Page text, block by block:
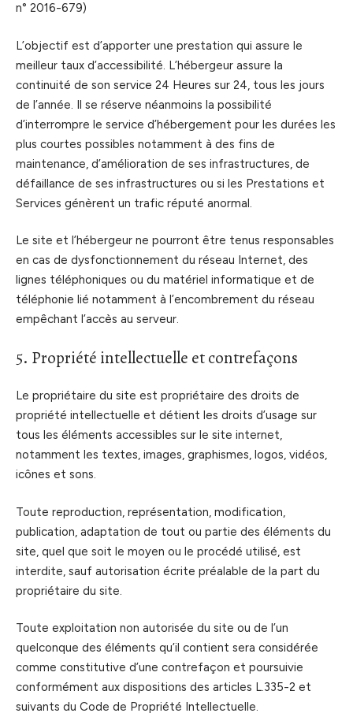
n° 2016-679)
L’objectif est d’apporter une prestation qui assure le
meilleur taux d’accessibilité. L’hébergeur assure la
continuité de son service 24 Heures sur 24, tous les jours
de l’année. Il se réserve néanmoins la possibilité
d’interrompre le service d’hébergement pour les durées les
plus courtes possibles notamment à des fins de
maintenance, d’amélioration de ses infrastructures, de
défaillance de ses infrastructures ou si les Prestations et
Services génèrent un trafic réputé anormal.
Le site et l’hébergeur ne pourront être tenus responsables
en cas de dysfonctionnement du réseau Internet, des
lignes téléphoniques ou du matériel informatique et de
téléphonie lié notamment à l’encombrement du réseau
empêchant l’accès au serveur.
5. Propriété intellectuelle et contrefaçons
Le propriétaire du site est propriétaire des droits de
propriété intellectuelle et détient les droits d’usage sur
tous les éléments accessibles sur le site internet,
notamment les textes, images, graphismes, logos, vidéos,
icônes et sons.
Toute reproduction, représentation, modification,
publication, adaptation de tout ou partie des éléments du
site, quel que soit le moyen ou le procédé utilisé, est
interdite, sauf autorisation écrite préalable de la part du
propriétaire du site.
Toute exploitation non autorisée du site ou de l’un
quelconque des éléments qu’il contient sera considérée
comme constitutive d’une contrefaçon et poursuivie
conformément aux dispositions des articles L.335-2 et
suivants du Code de Propriété Intellectuelle.